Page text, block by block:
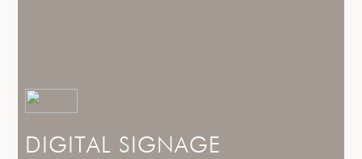
DIGITAL SIGNAGE